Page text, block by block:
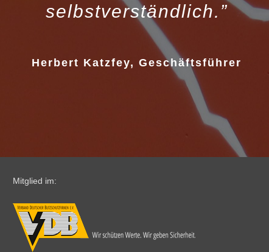
selbstverständlich.”
Herbert Katzfey, Geschäftsführer
Mitglied im: